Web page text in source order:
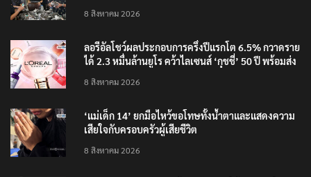
8 สิงหาคม 2026
ลอรีอัลโชว์ผลประกอบการครึ่งปีแรกโต 6.5% กวาดราย
ได้ 2.3 หมื่นล้านยูโร คว้าไลเซนส์ ‘กุชชี่’ 50 ปี พร้อมส่ง
8 สิงหาคม 2026
‘แม่เด็ก 14’ ยกมือไหว้ขอโทษทั้งน้ำตาและแสดงความ
เสียใจกับครอบครัวผู้เสียชีวิต
8 สิงหาคม 2026